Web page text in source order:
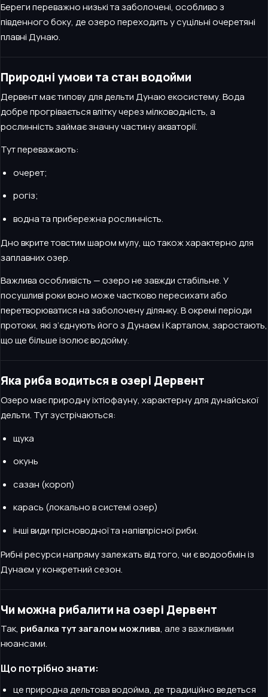
Береги переважно низькі та заболочені, особливо з
південного боку, де озеро переходить у суцільні очеретяні
плавні Дунаю.
Природні умови та стан водойми
Дервент має типову для дельти Дунаю екосистему. Вода
добре прогрівається влітку через мілководність, а
рослинність займає значну частину акваторії.
Тут переважають:
очерет;
рогіз;
водна та прибережна рослинність.
Дно вкрите товстим шаром мулу, що також характерно для
заплавних озер.
Важлива особливість — озеро не завжди стабільне. У
посушливі роки воно може частково пересихати або
перетворюватися на заболочену ділянку. В окремі періоди
протоки, які з’єднують його з Дунаєм і Карталом, заростають,
що ще більше ізолює водойму.
Яка риба водиться в озері Дервент
Озеро має природну іхтіофауну, характерну для дунайської
дельти. Тут зустрічаються:
щука
окунь
сазан (короп)
карась (локально в системі озер)
інші види прісноводної та напівпрісної риби.
Рибні ресурси напряму залежать від того, чи є водообмін із
Дунаєм у конкретний сезон.
Чи можна рибалити на озері Дервент
Так, рибалка тут загалом можлива, але з важливими
нюансами.
Що потрібно знати:
це природна дельтова водойма, де традиційно ведеться